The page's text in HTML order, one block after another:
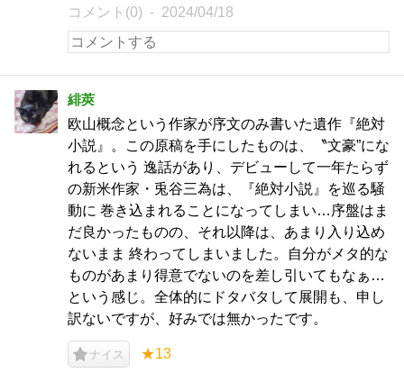
コメント(0) 2024/04/18
緋莢
欧山概念という作家が序文のみ書いた遺作『絶対
小説』。この原稿を手にしたものは、〝文豪”にな
れるという 逸話があり、デビューして一年たらず
の新米作家・兎谷三為は、『絶対小説』を巡る騒
動に 巻き込まれることになってしまい…序盤はま
だ良かったものの、それ以降は、あまり入り込め
ないまま 終わってしまいました。自分がメタ的な
ものがあまり得意でないのを差し引いてもなぁ…
という感じ。全体的にドタバタして展開も、申し
訳ないですが、好みでは無かったです。
ナイス ★13